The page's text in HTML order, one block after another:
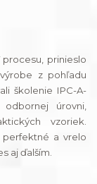
procesu, prinieslo
z pohľadu
školenie IPC-A-
úrovni,
vzoriek.
perfektné a vrelo
aj ďalším.